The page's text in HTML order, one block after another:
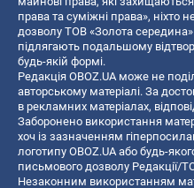
права та суміжні права», ніхто
дозволу ТОВ «Золота
підлягають подальшому
будь-якій формі.
Редакція OBOZ.UA може не
авторському матеріалі. За
в рекламних матеріалах,
Заборонено використання
хоч із зазначенням
логотипу OBOZ.UA або будь-
письмового дозволу Редакції/
Незаконним використанням